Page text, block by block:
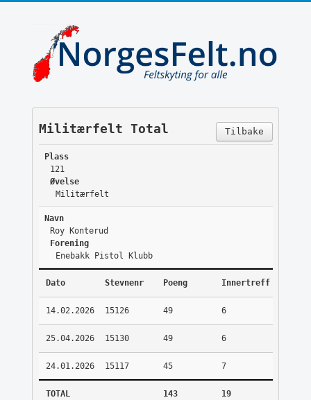
Tilbake
Militærfelt Total
Plass
121
Øvelse
Militærfelt
Navn
Roy Konterud
Forening
Enebakk Pistol Klubb
Dato Stevnenr Poeng Innertreff
14.02.2026 15126 49 6
25.04.2026 15130 49 6
24.01.2026 15117 45 7
TOTAL 143 19